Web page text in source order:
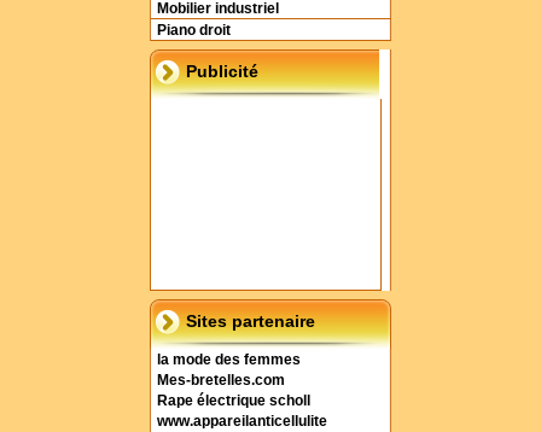
Mobilier industriel
Piano droit
Publicité
Sites partenaire
la mode des femmes
Mes-bretelles.com
Rape électrique scholl
www.appareilanticellulite